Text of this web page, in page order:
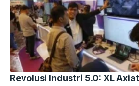
bola itu sendiri, membuatnya semakin
spektakuler. Dari inovasi yang
keputusan wasit hingga pengalaman
Revolusi Industri 5.0: XL